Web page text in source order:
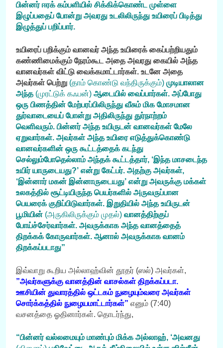
பின்னர் ஈரக் கம்பளியில் சிக்கிக்கொண்ட முள்ளை
இழுப்பதைப் போன்று அவரது உடலிலிருந்து உயிரைப் பிடித்து
இழுத்துப் பறிப்பார்.
உயிரைப் பறிக்கும் வானவர் அந்த உயிரைக் கைப்பற்றியதும்
கண்ணிமைக்கும் நேரம்கூட அதை அவரது கையில் அந்த
வானவர்கள் விட்டு வைக்கமாட்டார்கள். உடனே அதை
அவர்கள் பெற்று (தாம் கொண்டு வந்திருக்கும்) முடியாலான
அந்த (முரட்டுக் கஃபன்) ஆடையில் வைப்பார்கள். அப்போது
ஒரு பிணத்தின் மேற்பரப்பிலிருந்து வீசும் மிக மோசமான
துர்வாடையைப் போன்று அதிலிருந்து துர்நாற்றம்
வெளிவரும். பின்னர் அந்த உயிருடன் வானவர்கள் மேலே
ஏறுவார்கள். அவர்கள் அந்த உயிரை எடுத்துக்கொண்டு
வானவர்களின் ஒரு கூட்டத்தைக் கடந்து
செல்லும்போதெல்லாம் அந்தக் கூட்டத்தார், ‘இந்த மாசடைந்த
உயிர் யாருடையது?’ என்று கேட்பர். அதற்கு அவர்கள்,
‘இன்னார் மகன் இன்னாருடையது’ என்று அவருக்கு மக்கள்
உலகத்தில் சூட்டியிருந்த பெயர்களில் அருவருப்பான
பெயரைக் குறிப்பிடுவார்கள். இறுதியில் அந்த உயிருடன்
பூமியின் (அருகிலிருக்கும் முதல்) வானத்திற்குப்
போய்ச்சேர்வார்கள். அவருக்காக அந்த வானத்தைத்
திறக்கக் கோருவார்கள். ஆனால் அவருக்காக வானம்
திறக்கப்படாது”
இவ்வாறு கூறிய அல்லாஹ்வின் தூதர் (ஸல்) அவர்கள்,
”அவர்களுக்கு வானத்தின் வாசல்கள் திறக்கப்படா.
ஊசியின் துவாரத்தில் ஒட்டகம் நுழையும்வரை அவர்கள்
சொர்க்கத்தில் நுழையமாட்டார்கள்” எனும் (7:40)
வசனத்தை ஓதினார்கள். தொடர்ந்து,
“பின்னர் வல்லமையும் மாண்பும் மிக்க அல்லாஹ், ‘அவனது